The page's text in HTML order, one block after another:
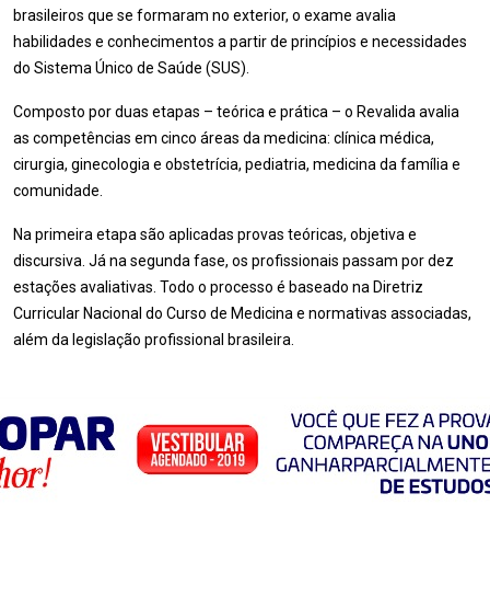
brasileiros que se formaram no exterior, o exame avalia
habilidades e conhecimentos a partir de princípios e necessidades
do Sistema Único de Saúde (SUS).
Composto por duas etapas – teórica e prática – o Revalida avalia
as competências em cinco áreas da medicina: clínica médica,
cirurgia, ginecologia e obstetrícia, pediatria, medicina da família e
comunidade.
Na primeira etapa são aplicadas provas teóricas, objetiva e
discursiva. Já na segunda fase, os profissionais passam por dez
estações avaliativas. Todo o processo é baseado na Diretriz
Curricular Nacional do Curso de Medicina e normativas associadas,
além da legislação profissional brasileira.